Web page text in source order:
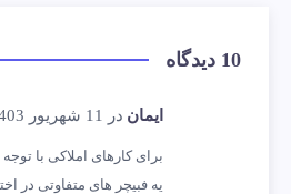
10 دیدگاه
ایمان در 11 شهریور 1403
برای کارهای املاکی با
یه فبیچر های متفاوتی در